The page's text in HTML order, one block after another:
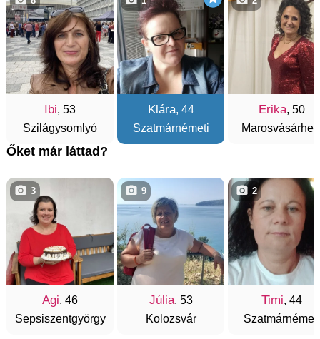
Ibi, 53
Szilágysomlyó
Klára, 44
Szatmárnémeti
Erika, 50
Őket már láttad?
Agi, 46
Sepsiszentgyörgy
3
Júlia, 53
Kolozsvár
9
Timi, 44
Szatmárnémeti
2